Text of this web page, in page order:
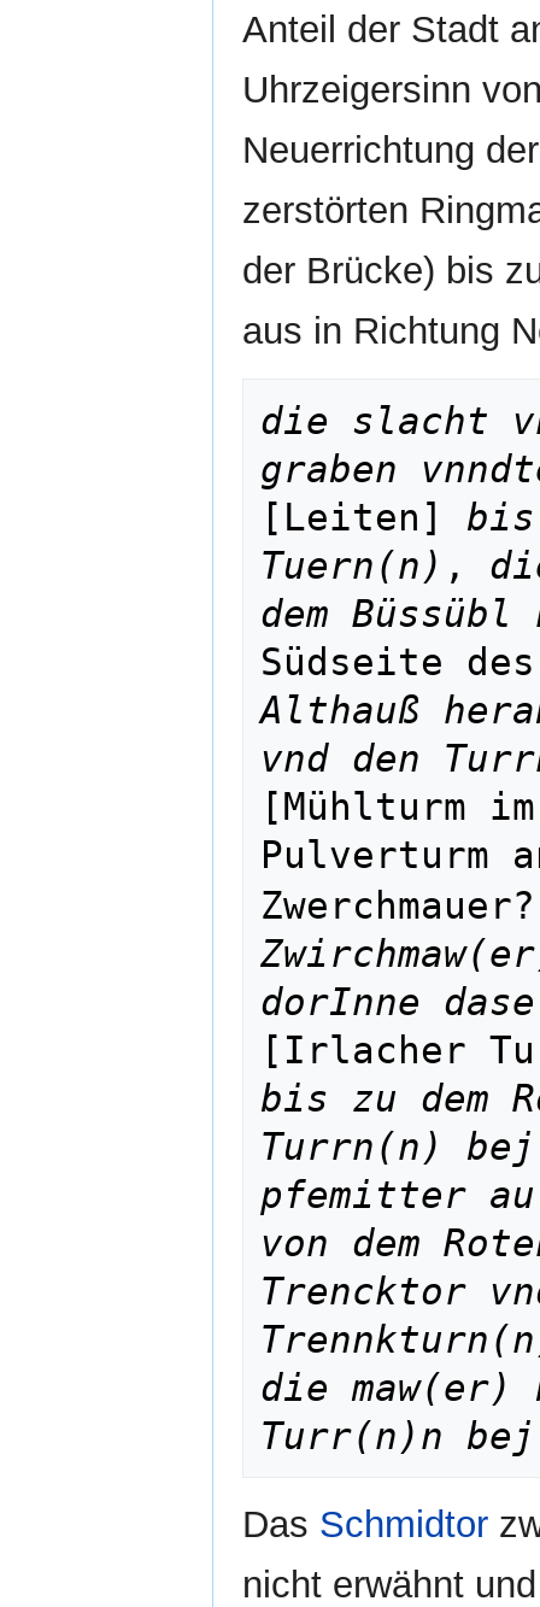
Anteil der Stadt
Uhrzeigersinn
Neuerrichtung
zerstörten
der Brücke) bis
aus in Richtung
die slacht
graben
[Leiten] bis
Tuern(n) ,
dem Büssübl
Südseite
Althauß
vnd den
[Mühlturm
Pulverturm
dorInne
[Irlacher
bis zu dem
Turrn(n)
pfemitter
von dem
Trencktor
die maw(er)
Turr(n)n bej
Das Schmidtor
nicht erwähnt